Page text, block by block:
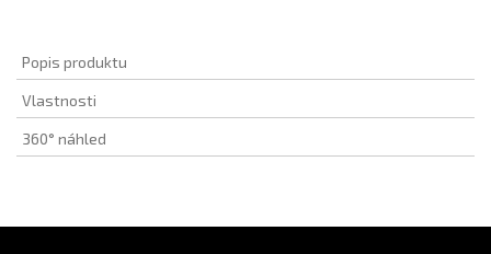
Popis produktu
Vlastnosti
360° náhled